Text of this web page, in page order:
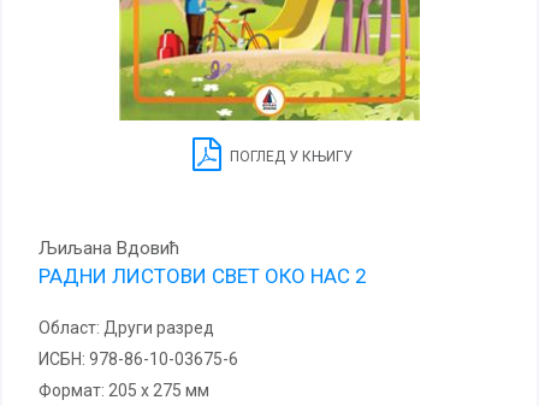
ПОГЛЕД У КЊИГУ
Љиљана Вдовић
РАДНИ ЛИСТОВИ СВЕТ ОКО НАС 2
Област: Други разред
ИСБН: 978-86-10-03675-6
Формат: 205 x 275 мм